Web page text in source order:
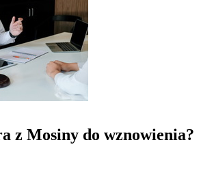
z Mosiny do wznowienia?